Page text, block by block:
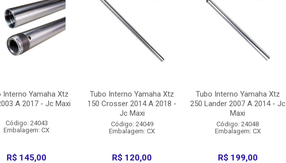
Interno Yamaha Xtz
A 2017 - Jc Maxi
Código: 24043
Embalagem: CX
R$ 145,00
Tubo Interno Yamaha Xtz
150 Crosser 2014 A 2018 -
Jc Maxi
Código: 24049
Embalagem: CX
R$ 120,00
Tubo Interno Yamaha Xtz
250 Lander 2007 A 2014 - Jc
Maxi
Código: 24048
Embalagem: CX
R$ 199,00